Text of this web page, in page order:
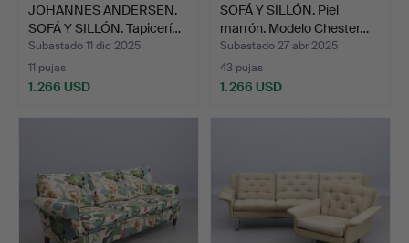
JOHANNES ANDERSEN.
SOFÁ Y SILLÓN. Tapicerí…
Subastado 11 dic 2025
11 pujas
1.266 USD
SOFÁ Y SILLÓN. Piel
marrón. Modelo Chester…
Subastado 27 abr 2025
43 pujas
1.266 USD